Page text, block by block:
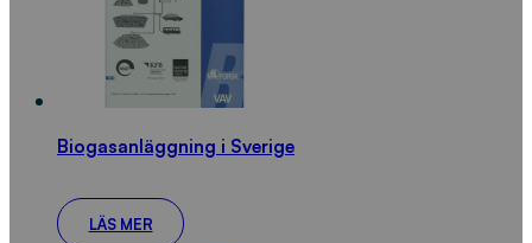
Biogasanläggning i Sverige
LÄS MER